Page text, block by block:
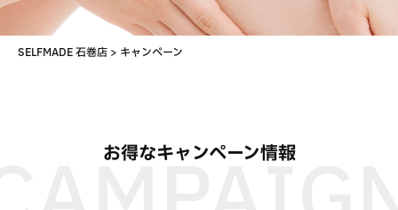
SELFMADE 石巻店 > キャンペーン
お得なキャンペーン情報